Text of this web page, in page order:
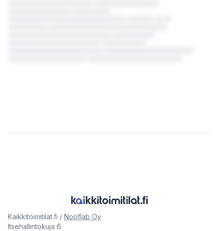
Kaikkitoimitilat.fi / Nooflab Oy
Itsehallintokuja 6